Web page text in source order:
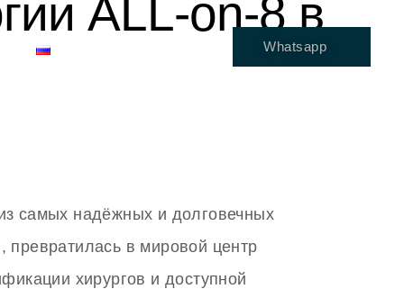
Whatsapp
ALL-on-8 в
самых надёжных и долговечных
превратилась в мировой центр
хирургов и доступной